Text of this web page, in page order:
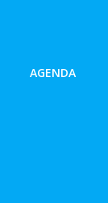
AGENDA